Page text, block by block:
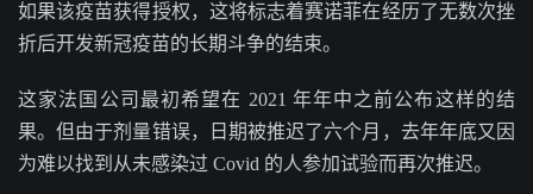
如果该疫苗获得授权，这将标志着赛诺菲在经历了无数次挫
折后开发新冠疫苗的长期斗争的结束。
这家法国公司最初希望在 2021 年年中之前公布这样的结
果。但由于剂量错误，日期被推迟了六个月，去年年底又因
为难以找到从未感染过 Covid 的人参加试验而再次推迟。